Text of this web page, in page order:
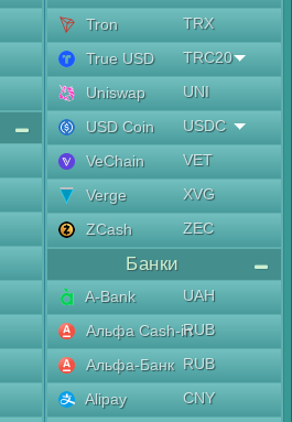
Tron
TRX
True USD
TRC20
Uniswap
UNI
USD Coin
USDC
VeChain
VET
Verge
XVG
ZCash
ZEC
Банки
A-Bank
UAH
Альфа Cash-inRUB
Альфа-Банк RUB
Alipay
CNY